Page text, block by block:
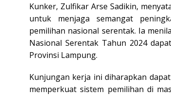
Kunker, Zulfikar Arse Sadikin,
untuk menjaga semangat
pemilihan nasional serentak. Ia
Nasional Serentak Tahun 2024
Provinsi Lampung.
Kunjungan kerja ini diharapkan
memperkuat sistem pemilihan di